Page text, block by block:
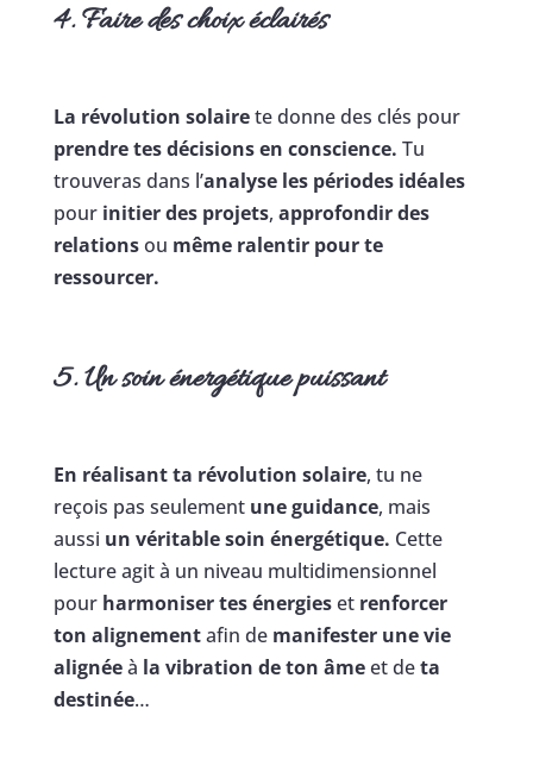
4. Faire des choix éclairés
La révolution solairete donne des clés pour
prendre tes décisions en conscience. Tu
trouveras dans l’analyse les périodes idéales
pourinitier des projets, approfondir des
relationsou même ralentir pour te
ressourcer.
5. Un soin énergétique puissant
En réalisant ta révolution solaire, tu ne
reçois pas seulement une guidance, mais
aussi un véritable soin énergétique. Cette
lecture agit à un niveau multidimensionnel
pour harmoniser tes énergieset renforcer
ton alignementafin demanifester une vie
alignéeà la vibration de ton âmeet deta
destinée…